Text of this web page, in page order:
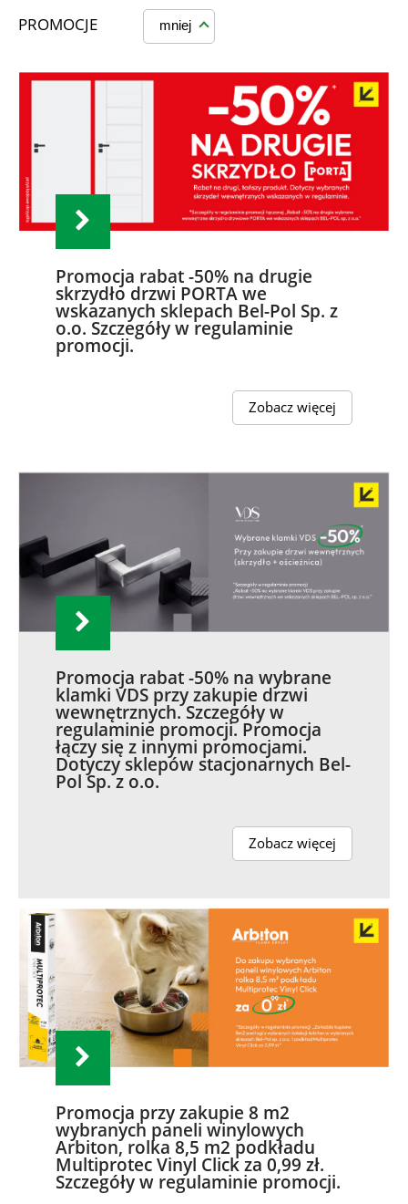
PROMOCJE mniej
Promocja rabat -50% na drugie
skrzydło drzwi PORTA we
wskazanych sklepach Bel-Pol Sp. z
o.o. Szczegóły w regulaminie
promocji.
Zobacz więcej
Promocja rabat -50% na wybrane
klamki VDS przy zakupie drzwi
wewnętrznych. Szczegóły w
regulaminie promocji. Promocja
łączy się z innymi promocjami.
Dotyczy sklepów stacjonarnych Bel-
Pol Sp. z o.o.
Zobacz więcej
Promocja przy zakupie 8 m2
wybranych paneli winylowych
Arbiton, rolka 8,5 m2 podkładu
Multiprotec Vinyl Click za 0,99 zł.
Szczegóły w regulaminie promocji.